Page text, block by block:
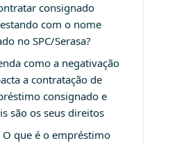
consignado
com o nome
no SPC/Serasa?
como a negativação
a contratação de
consignado e
são os seus direitos
O que é o empréstimo